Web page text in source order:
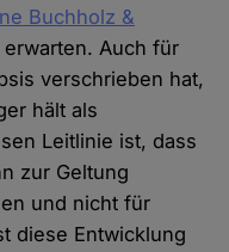
Buchholz &
Auch für
verschrieben hat,
hält als
Leitlinie ist, dass
zur Geltung
und nicht für
diese Entwicklung